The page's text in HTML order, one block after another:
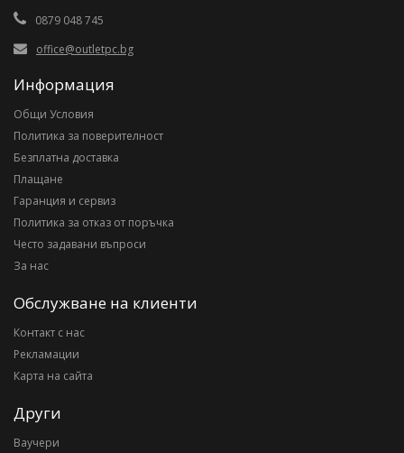
0879 048 745
office@outletpc.bg
Информация
Общи Условия
Политика за поверителност
Безплатна доставка
Плащане
Гаранция и сервиз
Политика за отказ от поръчка
Често задавани въпроси
За нас
Обслужване на клиенти
Контакт с нас
Рекламации
Карта на сайта
Други
Ваучери